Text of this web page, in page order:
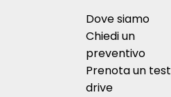
Dove siamo
Chiedi un
preventivo
Prenota un test
drive